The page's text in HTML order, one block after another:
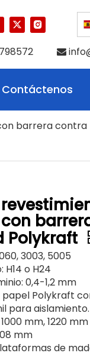

Contáctenos
barrera contra
Polykraft
3003, 5005
o H24
0,4-1,2 mm
papel Polykraft
para aislamiento.
mm, 1220 mm
mm
de